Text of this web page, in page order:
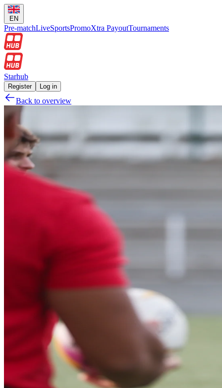
EN
Pre-matchLiveSportsPromoXtra PayoutTournaments
Starhub
Register Log in
Back to overview